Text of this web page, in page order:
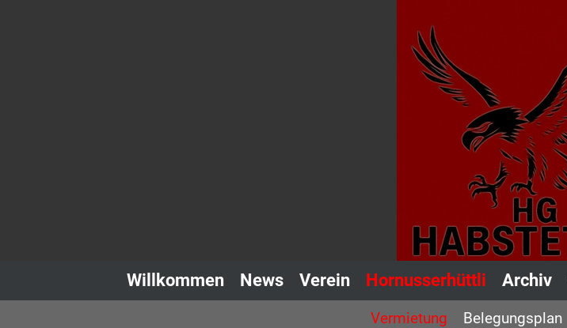
Willkommen News Verein Hornusserhüttli Archiv
Vermietung Belegungsplan